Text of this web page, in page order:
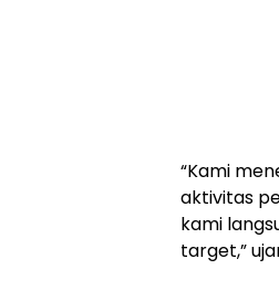
“Kami
aktivitas
kami
target,”